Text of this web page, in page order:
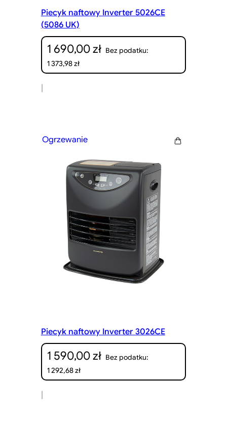
Piecyk naftowy Inverter 5026CE
(5086 UK)
1 690,00zł Bez podatku:
1 373,98zł
|
Ogrzewanie
Piecyk naftowy Inverter 3026CE
1 590,00zł Bez podatku:
1 292,68zł
|